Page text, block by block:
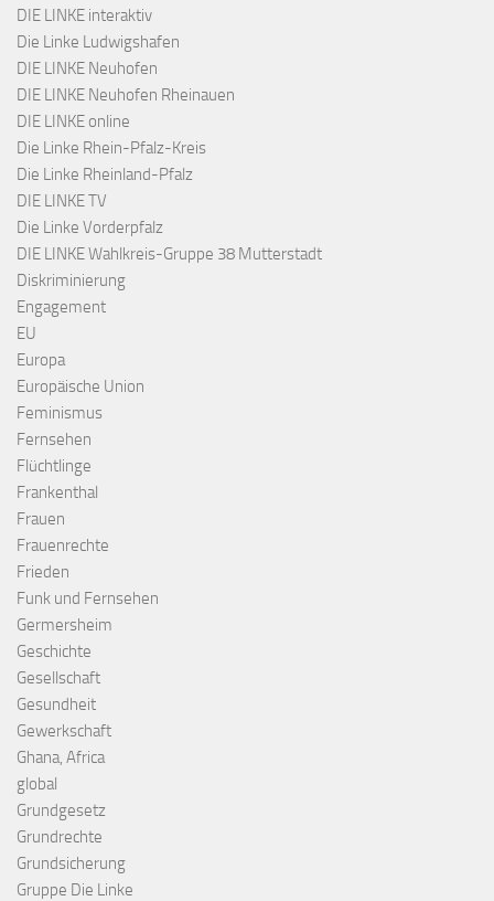
DIE LINKE interaktiv
Die Linke Ludwigshafen
DIE LINKE Neuhofen
DIE LINKE Neuhofen Rheinauen
DIE LINKE online
Die Linke Rhein-Pfalz-Kreis
Die Linke Rheinland-Pfalz
DIE LINKE TV
Die Linke Vorderpfalz
DIE LINKE Wahlkreis-Gruppe 38 Mutterstadt
Diskriminierung
Engagement
EU
Europa
Europäische Union
Feminismus
Fernsehen
Flüchtlinge
Frankenthal
Frauen
Frauenrechte
Frieden
Funk und Fernsehen
Germersheim
Geschichte
Gesellschaft
Gesundheit
Gewerkschaft
Ghana, Africa
global
Grundgesetz
Grundrechte
Grundsicherung
Gruppe Die Linke